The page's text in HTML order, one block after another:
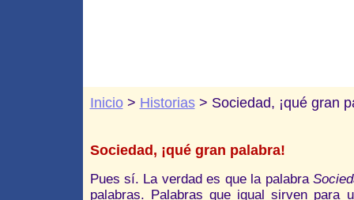
Inicio> Historias> Sociedad, ¡qué gran
Sociedad, ¡qué gran palabra!
Pues sí. La verdad es que la palabra
palabras. Palabras que igual sirven para